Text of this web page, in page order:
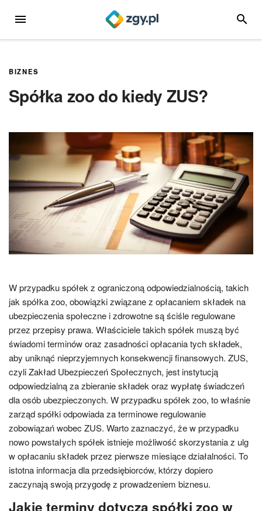
MENU
BIZNES
Spółka zoo do kiedy ZUS?
W przypadku spółek z ograniczoną odpowiedzialnością, takich
jak spółka zoo, obowiązki związane z opłacaniem składek na
ubezpieczenia społeczne i zdrowotne są ściśle regulowane
przez przepisy prawa. Właściciele takich spółek muszą być
świadomi terminów oraz zasadności opłacania tych składek,
aby uniknąć nieprzyjemnych konsekwencji finansowych. ZUS,
czyli Zakład Ubezpieczeń Społecznych, jest instytucją
odpowiedzialną za zbieranie składek oraz wypłatę świadczeń
dla osób ubezpieczonych. W przypadku spółek zoo, to właśnie
zarząd spółki odpowiada za terminowe regulowanie
zobowiązań wobec ZUS. Warto zaznaczyć, że w przypadku
nowo powstałych spółek istnieje możliwość skorzystania z ulg
w opłacaniu składek przez pierwsze miesiące działalności. To
istotna informacja dla przedsiębiorców, którzy dopiero
zaczynają swoją przygodę z prowadzeniem biznesu.
Jakie terminy dotyczą spółki zoo w